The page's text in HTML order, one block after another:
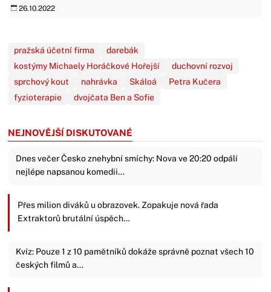
26.10.2022
pražská účetní firma
darebák
kostýmy Michaely Horáčkové Hořejší
duchovní rozvoj
sprchový kout
nahrávka Skáloá
Petra Kučera
fyzioterapie
dvojčata Ben a Sofie
NEJNOVĚJŠÍ DISKUTOVANÉ
Dnes večer Česko znehybní smíchy: Nova ve 20:20 odpálí
nejlépe napsanou komedii…
Přes milion diváků u obrazovek. Zopakuje nová řada
Extraktorů brutální úspěch…
Kvíz: Pouze 1 z 10 pamětníků dokáže správně poznat všech 10
českých filmů a…